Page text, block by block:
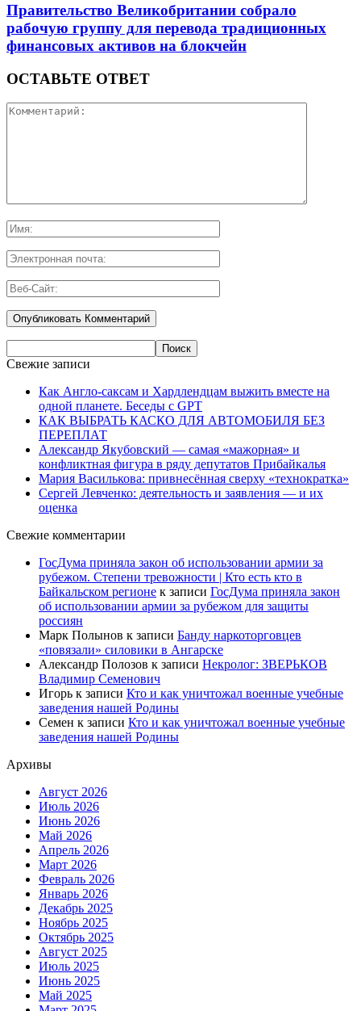
Правительство Великобритании собрало
рабочую группу для перевода традиционных
финансовых активов на блокчейн
ОСТАВЬТЕ ОТВЕТ
Свежие записи
Как Англо-саксам и Хардлендцам выжить вместе на
одной планете. Беседы с GPT
КАК ВЫБРАТЬ КАСКО ДЛЯ АВТОМОБИЛЯ БЕЗ
ПЕРЕПЛАТ
Александр Якубовский — самая «мажорная» и
конфликтная фигура в ряду депутатов Прибайкалья
Мария Василькова: привнесённая сверху «технократка»
Сергей Левченко: деятельность и заявления — и их
оценка
Свежие комментарии
ГосДума приняла закон об использовании армии за
рубежом. Степени тревожности | Кто есть кто в
Байкальском регионе к записи ГосДума приняла закон
об использовании армии за рубежом для защиты
россиян
Марк Полынов к записи Банду наркоторговцев
«повязали» силовики в Ангарске
Александр Полозов к записи Некролог: ЗВЕРЬКОВ
Владимир Семенович
Игорь к записи Кто и как уничтожал военные учебные
заведения нашей Родины
Семен к записи Кто и как уничтожал военные учебные
заведения нашей Родины
Архивы
Август 2026
Июль 2026
Июнь 2026
Май 2026
Апрель 2026
Март 2026
Февраль 2026
Январь 2026
Декабрь 2025
Ноябрь 2025
Октябрь 2025
Август 2025
Июль 2025
Июнь 2025
Май 2025